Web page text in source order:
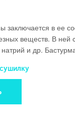
заключается в ее
веществ. В
и др.